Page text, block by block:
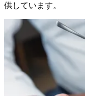
供しています。